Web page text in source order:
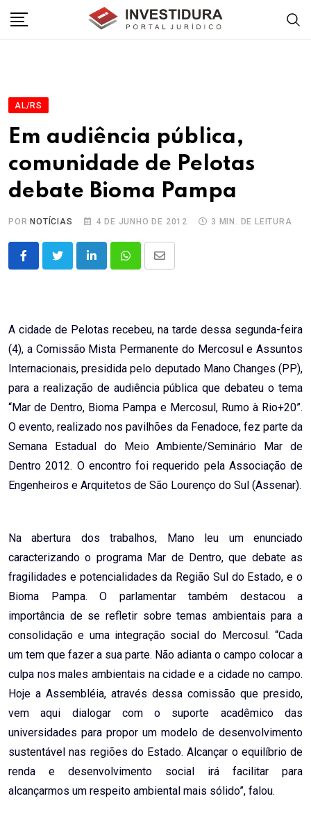
AL/RS
Em audiência pública,
comunidade de Pelotas
debate Bioma Pampa
POR NOTÍCIAS 4 DE JUNHO DE 2012 3 MIN. DE LEITURA
LinkedInWhatsappShare
A cidade de Pelotas recebeu, na tarde dessa segunda-feira
(4), a Comissão Mista Permanente do Mercosul e Assuntos
Internacionais, presidida pelo deputado Mano Changes (PP),
para a realização de audiência pública que debateu o tema
“Mar de Dentro, Bioma Pampa e Mercosul, Rumo à Rio+20”.
O evento, realizado nos pavilhões da Fenadoce, fez parte da
Semana Estadual do Meio Ambiente/Seminário Mar de
Dentro 2012. O encontro foi requerido pela Associação de
Engenheiros e Arquitetos de São Lourenço do Sul (Assenar).
Na abertura dos trabalhos, Mano leu um enunciado
caracterizando o programa Mar de Dentro, que debate as
fragilidades e potencialidades da Região Sul do Estado, e o
Bioma Pampa. O parlamentar também destacou a
importância de se refletir sobre temas ambientais para a
consolidação e uma integração social do Mercosul. “Cada
um tem que fazer a sua parte. Não adianta o campo colocar a
culpa nos males ambientais na cidade e a cidade no campo.
Hoje a Assembléia, através dessa comissão que presido,
vem aqui dialogar com o suporte acadêmico das
universidades para propor um modelo de desenvolvimento
sustentável nas regiões do Estado. Alcançar o equilíbrio de
renda e desenvolvimento social irá facilitar para
alcançarmos um respeito ambiental mais sólido”, falou.